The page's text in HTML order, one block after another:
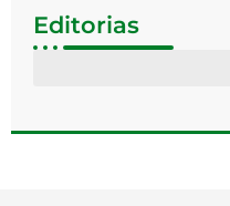
Editorias